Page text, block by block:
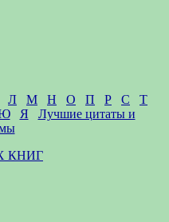
Л М Н О П Р С
Т
Я
Лучшие цитаты и
КНИГ